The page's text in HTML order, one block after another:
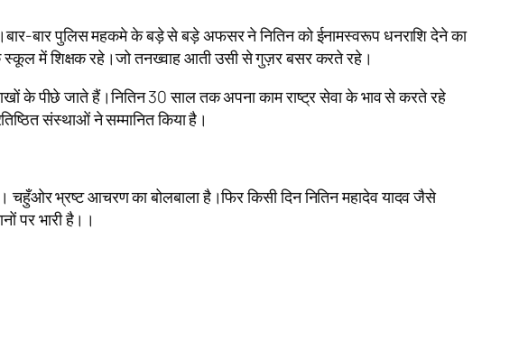
बार पुलिस महकमे के बड़े से बड़े अफसर ने नितिन को ईनामस्वरूप धनराशि देने का
स्कूल में शिक्षक रहे।जो तनख्वाह आती उसी से गुज़र बसर करते रहे।
के पीछे जाते हैं।नितिन 30 साल तक अपना काम राष्ट्र सेवा के भाव से करते रहे
संस्थाओं ने सम्मानित किया है।
चहुँओर भ्रष्ट आचरण का बोलबाला है।फिर किसी दिन नितिन महादेव यादव जैसे
पर भारी है।।